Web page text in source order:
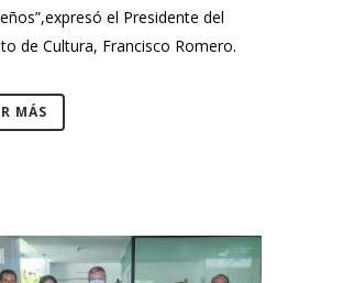
el Presidente del
de Cultura, Francisco Romero.
MÁS